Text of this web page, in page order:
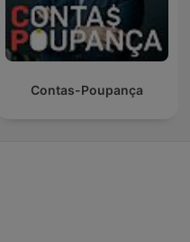
Contas-Poupança